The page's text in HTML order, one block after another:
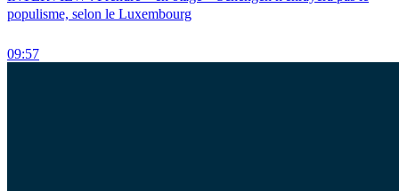
populisme, selon le Luxembourg
09:57